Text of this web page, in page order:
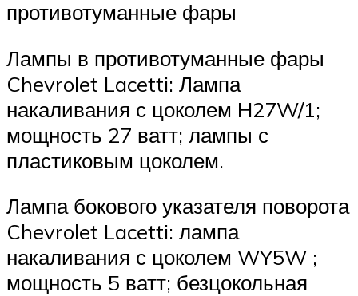
противотуманные фары
Лампы в противотуманные фары
Chevrolet Lacetti: Лампа
накаливания с цоколем H27W/1;
мощность 27 ватт; лампы с
пластиковым цоколем.
Лампа бокового указателя поворота
Chevrolet Lacetti: лампа
накаливания с цоколем WY5W ;
мощность 5 ватт; безцокольная